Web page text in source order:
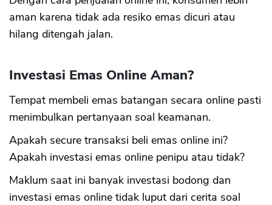
aman karena tidak ada resiko emas dicuri atau
hilang ditengah jalan.
Investasi Emas Online Aman?
Tempat membeli emas batangan secara online pasti
menimbulkan pertanyaan soal keamanan.
Apakah secure transaksi beli emas online ini?
Apakah investasi emas online penipu atau tidak?
Maklum saat ini banyak investasi bodong dan
investasi emas online tidak luput dari cerita soal